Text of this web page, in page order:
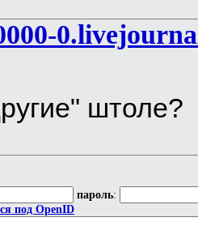
штоле?
пароль:
под OpenID